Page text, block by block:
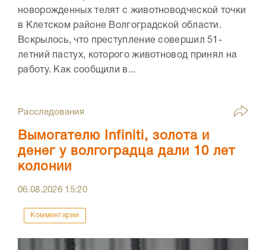
новорожденных телят с животноводческой точки
в Клетском районе Волгоградской области.
Вскрылось, что преступление совершил 51-
летний пастух, которого животновод принял на
работу. Как сообщили в...
Расследования
Вымогателю Infiniti, золота и
денег у волгоградца дали 10 лет
колонии
06.08.2026 15:20
Комментарии